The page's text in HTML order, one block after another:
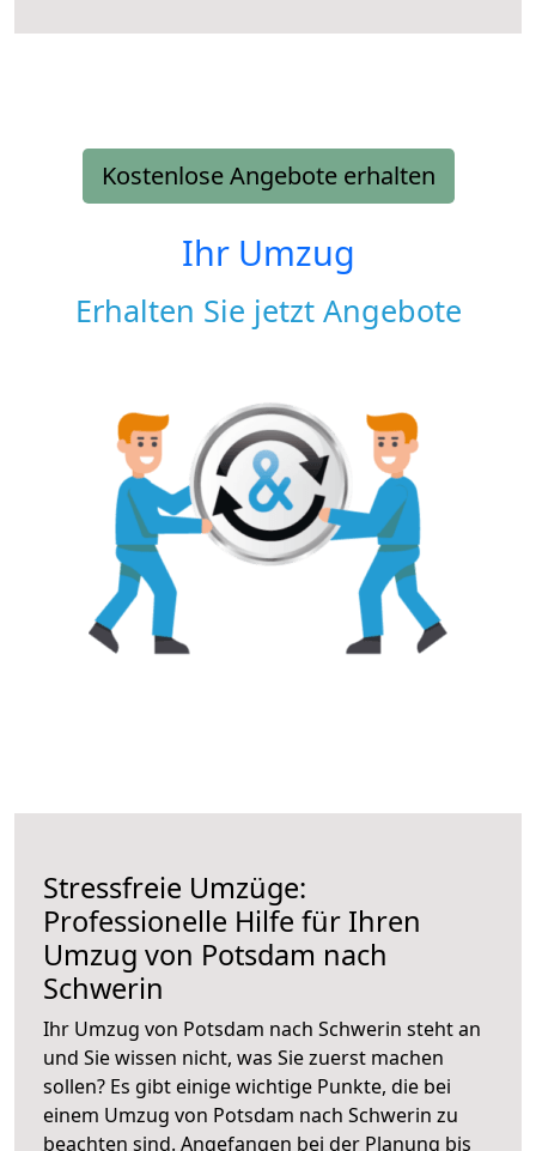
Kostenlose Angebote erhalten
Ihr Umzug
Erhalten Sie jetzt Angebote
Stressfreie Umzüge:
Professionelle Hilfe für Ihren
Umzug von Potsdam nach
Schwerin
Ihr Umzug von Potsdam nach Schwerin steht an
und Sie wissen nicht, was Sie zuerst machen
sollen? Es gibt einige wichtige Punkte, die bei
einem Umzug von Potsdam nach Schwerin zu
beachten sind. Angefangen bei der Planung bis